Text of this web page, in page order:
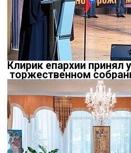
Клирик епархии принял
торжественном